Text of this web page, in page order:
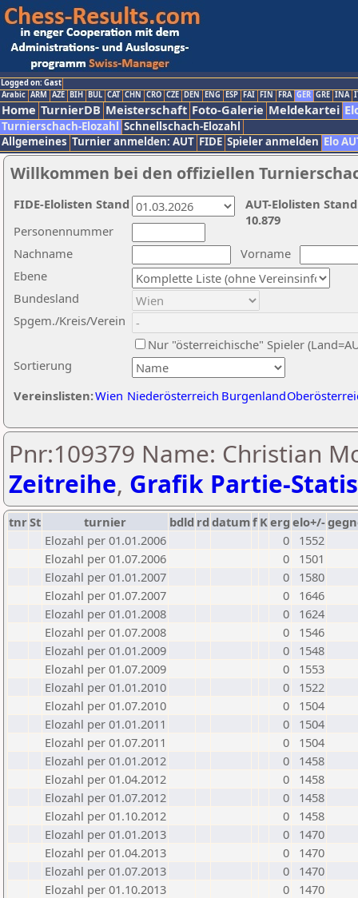
Logged on: Gast
Arabic ARM AZE BIH BUL CAT CHN CRO CZE DEN ENG ESP FAI FIN FRA GER GRE INA
Home TurnierDB Meisterschaft Foto-Galerie Meldekartei
Turnierschach-Elozahl Schnellschach-Elozahl
Allgemeines Turnier anmelden: AUT FIDE Spieler anmelden Elo
Willkommen bei den offiziellen
Nachname
Vorname
Ebene
Sortierung
Personennummer
Bundesland
Spgem./Kreis/Verein
Nur "österreichische" Spieler
Vereinslisten:Wien Niederösterreich Burgenland
AUT-Elolisten
10.879
FIDE-Elolisten Stand
Pnr:109379 Name: Christian
Zeitreihe, Grafik Partie-
tnrSt turnier bdld rd datumf Kerg elo+/-
Elozahl per 01.01.2006
0
1552
Elozahl per 01.07.2006
0
1501
Elozahl per 01.01.2007
0
1580
Elozahl per 01.07.2007
0
1646
Elozahl per 01.01.2008
0
1624
Elozahl per 01.07.2008
0
1546
Elozahl per 01.01.2009
0
1548
Elozahl per 01.07.2009
0
1553
Elozahl per 01.01.2010
0
1522
Elozahl per 01.07.2010
0
1504
Elozahl per 01.01.2011
0
1504
Elozahl per 01.07.2011
0
1504
Elozahl per 01.01.2012
0
1458
Elozahl per 01.04.2012
0
1458
Elozahl per 01.07.2012
0
1458
Elozahl per 01.10.2012
0
1458
Elozahl per 01.01.2013
0
1470
Elozahl per 01.04.2013
0
1470
Elozahl per 01.07.2013
0
1470
Elozahl per 01.10.2013
0
1470